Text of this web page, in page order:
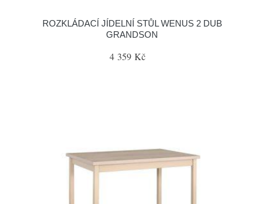
ROZKLÁDACÍ JÍDELNÍ STŮL WENUS 2 DUB
GRANDSON
4 359 Kč